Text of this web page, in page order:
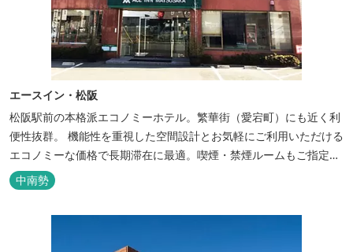
エースイン・松阪
松阪駅前の本格派エコノミーホテル。繁華街（愛宕町）にも近く利
便性抜群。 機能性を重視した空間設計とお気軽にご利用いただける
エコノミーな価格で長期滞在に最適。喫煙・禁煙ルームもご指定い
ただけます。 無料サービス ・３０種類以上の和洋朝食ビュッフェ
（6:30～9:30） ・アルコールも無料のウェルカムドリンクサービス
中南勢